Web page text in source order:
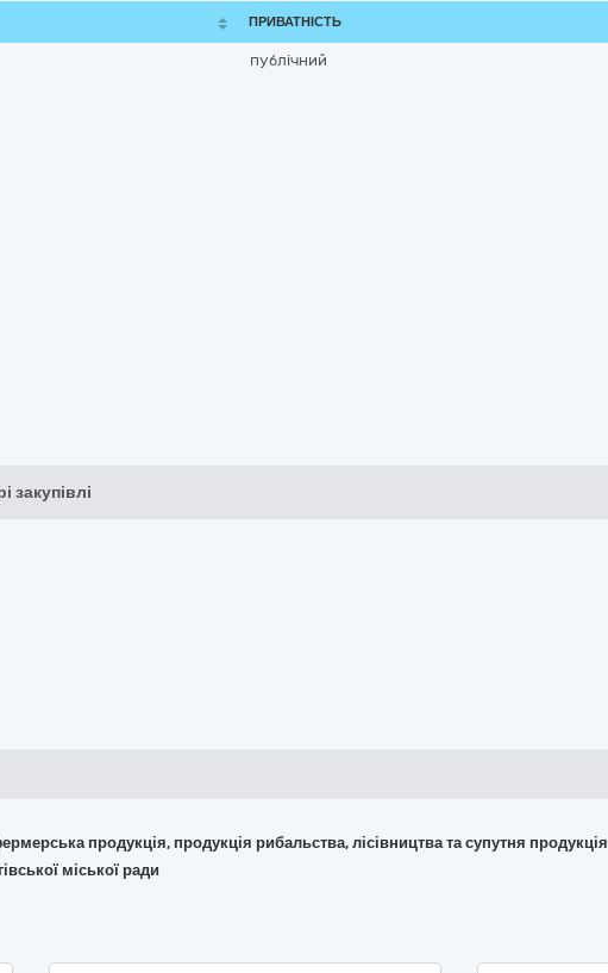
ПРИВАТНІСТЬ
публічний
закупівлі
продукція, продукція рибальства, лісівництва та супутня продукція
міської ради